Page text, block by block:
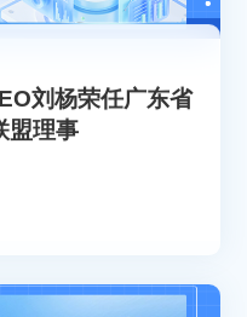
刘杨荣任广东省
盟理事